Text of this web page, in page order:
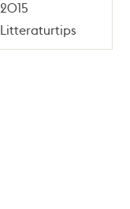
2015
Litteraturtips